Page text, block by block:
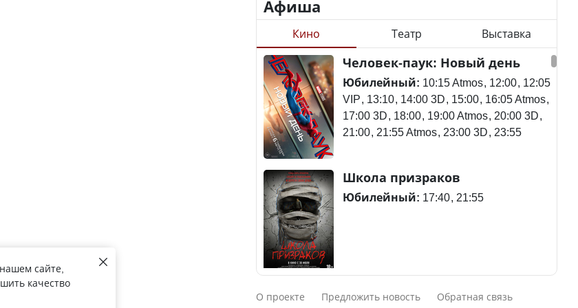
Министр объяснил,
почему казахстанские
товары могут стоить
дороже импортных
Курултай – 2026: в списки
избирателей по стране
внесены 12 605 788
человек
сентябре ожидается
Станет ли
метапневмовирус
эпидемией, рассказали в
ВОЗ
потерпел крушение в
Южной Корее, погибли
120 человек
Актау: Путин принес
Афиша
Кино Театр Выставка
Человек-паук: Новый день
Юбилейный: 10:15 Atmos 12:00 12:05
VIP 13:10 14:00 3D 15:00 16:05 Atmos
17:00 3D 18:00 19:00 Atmos 20:00 3D
21:00 21:55 Atmos 23:00 3D 23:55
Школа призраков
Юбилейный: 17:40 21:55
Смешарики сквозь вселенные
О проекте Предложить новость Обратная связь
сайте,
качество